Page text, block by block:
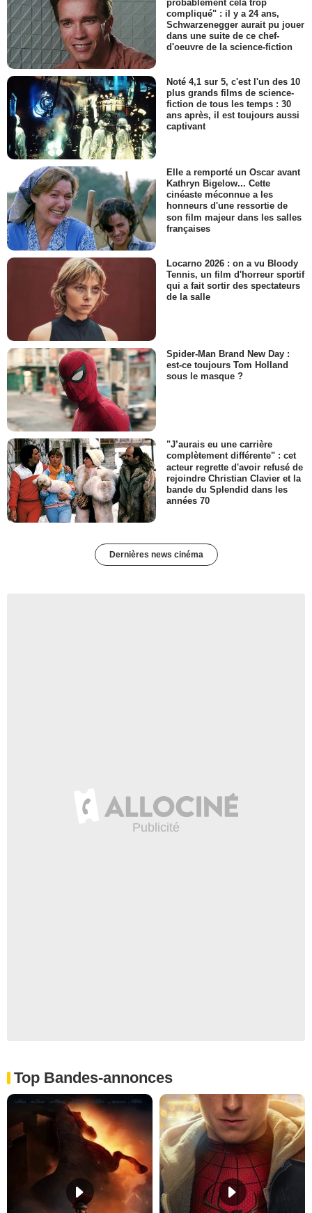
probablement cela trop
compliqué" : il y a 24 ans,
Schwarzenegger aurait pu jouer
dans une suite de ce chef-
d'oeuvre de la science-fiction
Noté 4,1 sur 5, c'est l'un des 10
plus grands films de science-
fiction de tous les temps : 30
ans après, il est toujours aussi
captivant
Elle a remporté un Oscar avant
Kathryn Bigelow... Cette
cinéaste méconnue a les
honneurs d'une ressortie de
son film majeur dans les salles
françaises
Locarno 2026 : on a vu Bloody
Tennis, un film d'horreur sportif
qui a fait sortir des spectateurs
de la salle
Spider-Man Brand New Day :
est-ce toujours Tom Holland
sous le masque ?
"J’aurais eu une carrière
complètement différente" : cet
acteur regrette d'avoir refusé de
rejoindre Christian Clavier et la
bande du Splendid dans les
années 70
Dernières news cinéma
Top Bandes-annonces